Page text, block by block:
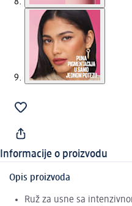
Informacije o proizvodu
Opis proizvoda
Ruž za usne sa